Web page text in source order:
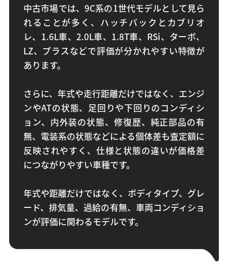
中古市場では、9C系の1世代モデルとして見ら
れることが多く、ハッチバックとカブリオ
レ、1.6L車、2.0L車、1.8T車、RSi、ターボ、
LZ、プラスなどで評価が分かれやすい特徴が
あります。
さらに、年式や走行距離だけではなく、エンジ
ンやATの状態、足回りや下回りのコンディシ
ョン、内外装の状態、修復歴、純正部品の有
無、電装系の状態などによる個体差も査定額に
反映されやすく、仕様と状態の違いが価格差
につながりやすい車種です。
年式や距離だけではなく、ボディタイプ、グレ
ード、排気量、過給の有無、車両コンディショ
ンが評価に関わるモデルです。